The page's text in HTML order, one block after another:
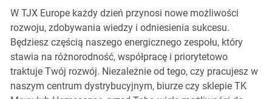
W TJX Europe każdy dzień przynosi nowe możliwości
rozwoju, zdobywania wiedzy i odniesienia sukcesu.
Będziesz częścią naszego energicznego zespołu, który
stawia na różnorodność, współpracę i priorytetowo
traktuje Twój rozwój. Niezależnie od tego, czy pracujesz w
naszym centrum dystrybucyjnym, biurze czy sklepie TK